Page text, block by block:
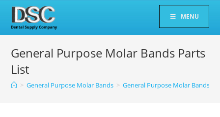
Skip
content
MENU
General Purpose Molar Bands Parts
List
> General Purpose Molar Bands > General Purpose Molar Bands